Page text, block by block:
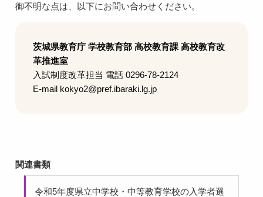
御不明な点は、以下にお問い合わせください。
茨城県教育庁 学校教育部 高校教育課 高校教育改
革推進室
入試制度改革担当 電話 0296-78-2124
E-mail kokyo2@pref.ibaraki.lg.jp
関連書類
令和5年度県立中学校・中等教育学校の入学者選